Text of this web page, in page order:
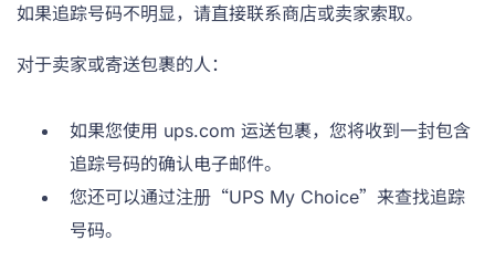
如果追踪号码不明显，请直接联系商店或卖家索取。
对于卖家或寄送包裹的人：
如果您使用 ups.com 运送包裹，您将收到一封包含
追踪号码的确认电子邮件。
您还可以通过注册“UPS My Choice”来查找追踪
号码。